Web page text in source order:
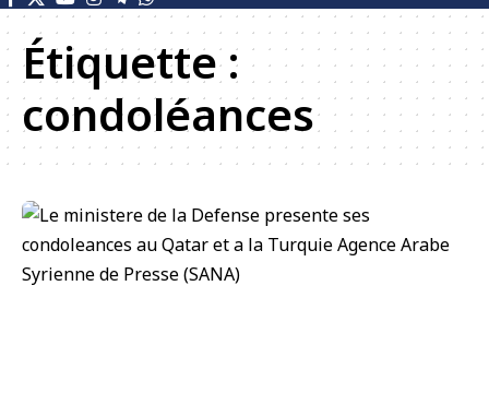
Étiquette :
condoléances